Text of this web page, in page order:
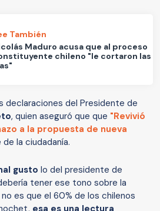
También
Maduro acusa que al proceso
chileno "le cortaron las
declaraciones del Presidente de
, quien aseguró que que "Revivió
a la propuesta de nueva
la ciudadanía.
gusto lo del presidente de
tener ese tono sobre la
es que el 60% de los chilenos